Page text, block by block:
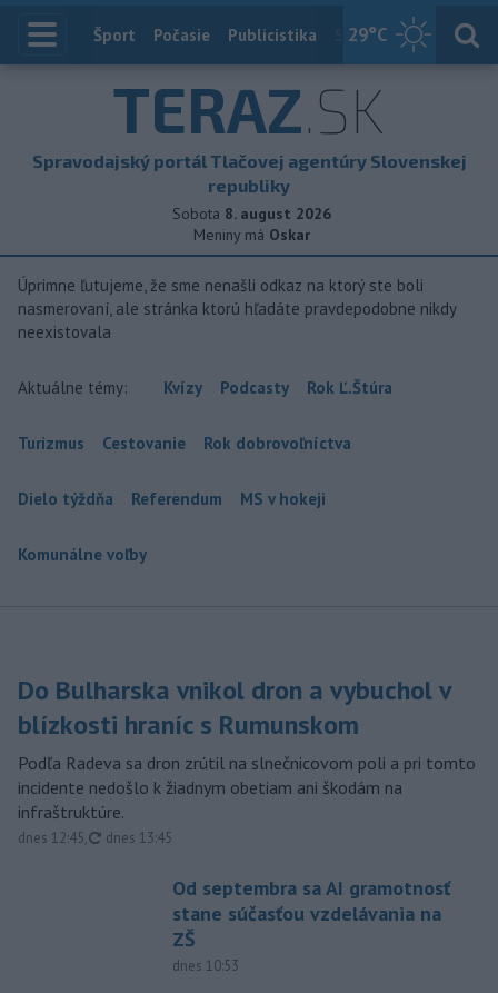
29°C
Index
Šport Počasie Publicistika Slovensko
TERAZ.SK
Spravodajský portál Tlačovej agentúry Slovenskej
republiky
Sobota 8. august 2026
Meniny má Oskar
Úprimne ľutujeme, že sme nenašli odkaz na ktorý ste boli
nasmerovaní, ale stránka ktorú hľadáte pravdepodobne nikdy
neexistovala
Aktuálne témy: Kvízy Podcasty Rok Ľ.Štúra
Turizmus Cestovanie Rok dobrovoľníctva
Dielo týždňa Referendum MS v hokeji
Komunálne voľby
Do Bulharska vnikol dron a vybuchol v
blízkosti hraníc s Rumunskom
Podľa Radeva sa dron zrútil na slnečnicovom poli a pri tomto
incidente nedošlo k žiadnym obetiam ani škodám na
infraštruktúre.
dnes 12:45, aktualizované
dnes 13:45
Od septembra sa AI gramotnosť
stane súčasťou vzdelávania na
ZŠ
dnes 10:53